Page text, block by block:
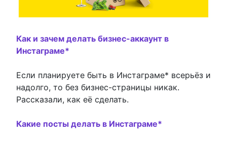
Как и зачем делать бизнес-аккаунт в
Инстаграме*
Если планируете быть в Инстаграме* всерьёз и
надолго, то без бизнес-страницы никак.
Рассказали, как её сделать.
Какие посты делать в Инстаграме*